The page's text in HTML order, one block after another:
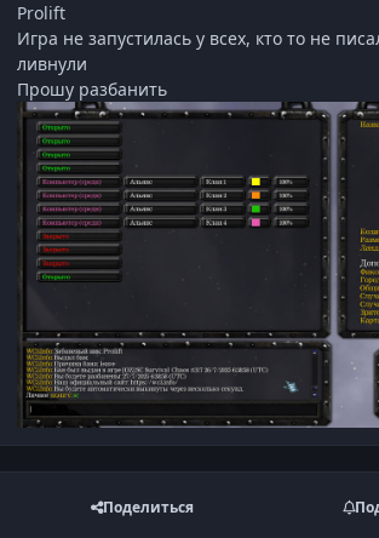
Prolift
Игра не запустилась у всех, кто то не
ливнули
Прошу разбанить
Поделиться